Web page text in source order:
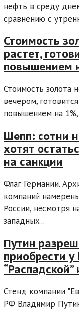
нефть в среду
сравнению с
Стоимость
растет,
повышением
Стоимость золота
вечером,
повышением на
Шепп: сотни
хотят
на санкции
Флаг Германии.
компаний
России, несмотря
западных...
Путин
приобрести
Стенд компании
РФ Владимир